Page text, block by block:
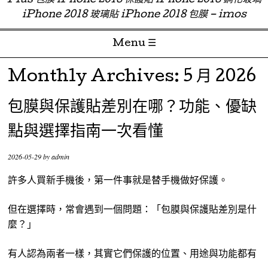
iPhone 2018 玻璃貼 iPhone 2018 包膜 – imos
Menu ☰
Skip to content
Monthly Archives: 5 月 2026
包膜與保護貼差別在哪？功能、優缺
點與選擇指南一次看懂
2026-05-29byadmin
許多人買新手機後，第一件事就是替手機做好保護。
但在選擇時，常會遇到一個問題：「包膜與保護貼差別是什
麼？」
有人認為兩者一樣，其實它們保護的位置、用途與功能都有